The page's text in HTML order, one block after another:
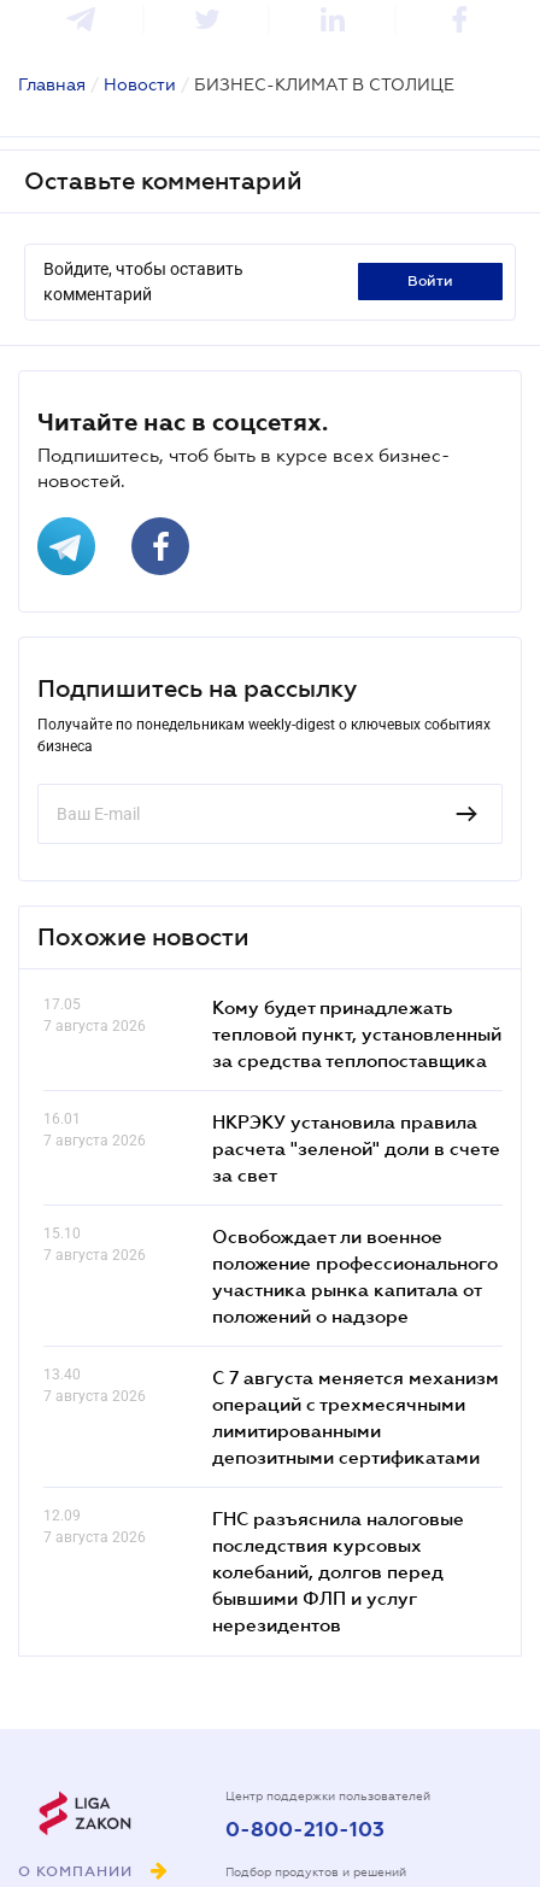
Главная / Новости / БИЗНЕС-КЛИМАТ В СТОЛИЦЕ
Оставьте комментарий
Войдите, чтобы оставить
комментарий
войти
Читайте нас в соцсетях.
Подпишитесь, чтоб быть в курсе всех бизнес-
новостей.
Подпишитесь на рассылку
Получайте по понедельникам weekly-digest о ключевых событиях
бизнеса
Похожие новости
17.05
7 августа 2026
Кому будет принадлежать
тепловой пункт, установленный
за средства теплопоставщика
16.01
7 августа 2026
НКРЭКУ установила правила
расчета "зеленой" доли в счете
за свет
15.10
7 августа 2026
Освобождает ли военное
положение профессионального
участника рынка капитала от
положений о надзоре
13.40
7 августа 2026
С 7 августа меняется механизм
операций с трехмесячными
лимитированными
депозитными сертификатами
12.09
7 августа 2026
ГНС разъяснила налоговые
последствия курсовых
колебаний, долгов перед
бывшими ФЛП и услуг
нерезидентов
О КОМПАНИИ
Центр поддержки пользователей
0-800-210-103
Подбор продуктов и решений